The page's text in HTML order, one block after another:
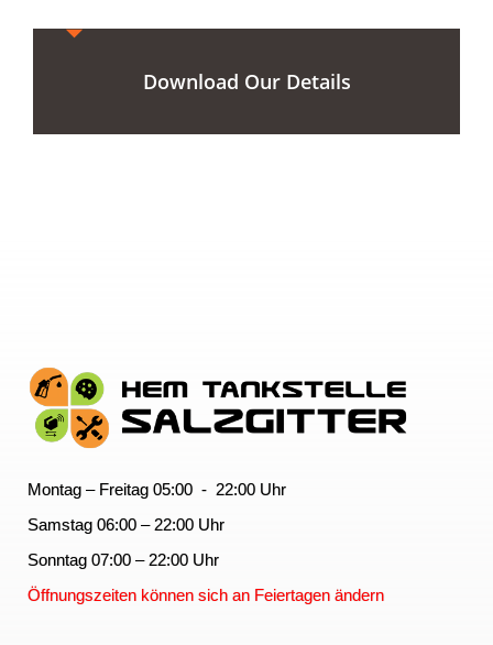
Download Our Details
Montag – Freitag 05:00 - 22:00 Uhr
Samstag 06:00 – 22:00 Uhr
Sonntag 07:00 – 22:00 Uhr
Öffnungszeiten können sich an Feiertagen ändern